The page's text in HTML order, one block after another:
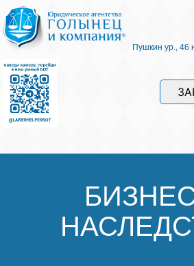
Хезмәтләре һәм безнең
Хезмәт өчен түләү
Сорау бирергә
Фикерләр
Пушкин ур., 46